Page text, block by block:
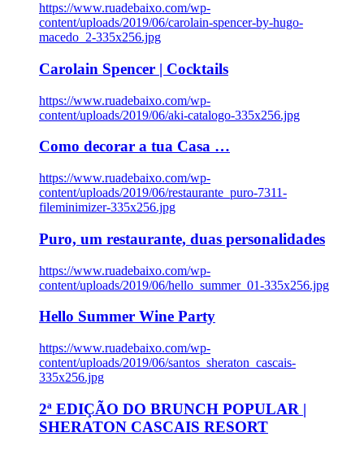
https://www.ruadebaixo.com/wp-
content/uploads/2019/06/carolain-spencer-by-hugo-
macedo_2-335x256.jpg
Carolain Spencer | Cocktails
https://www.ruadebaixo.com/wp-
content/uploads/2019/06/aki-catalogo-335x256.jpg
Como decorar a tua Casa …
https://www.ruadebaixo.com/wp-
content/uploads/2019/06/restaurante_puro-7311-
fileminimizer-335x256.jpg
Puro, um restaurante, duas personalidades
https://www.ruadebaixo.com/wp-
content/uploads/2019/06/hello_summer_01-335x256.jpg
Hello Summer Wine Party
https://www.ruadebaixo.com/wp-
content/uploads/2019/06/santos_sheraton_cascais-
335x256.jpg
2ª EDIÇÃO DO BRUNCH POPULAR |
SHERATON CASCAIS RESORT